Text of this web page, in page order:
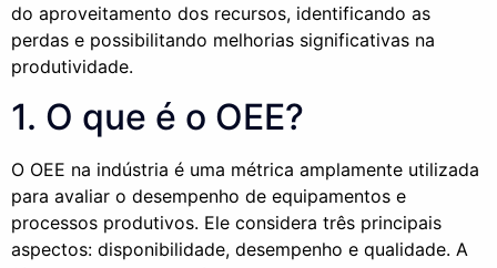
do aproveitamento dos recursos, identificando as
perdas e possibilitando melhorias significativas na
produtividade.
1. O que é o OEE?
O OEE na indústria é uma métrica amplamente utilizada
para avaliar o desempenho de equipamentos e
processos produtivos. Ele considera três principais
aspectos: disponibilidade, desempenho e qualidade. A